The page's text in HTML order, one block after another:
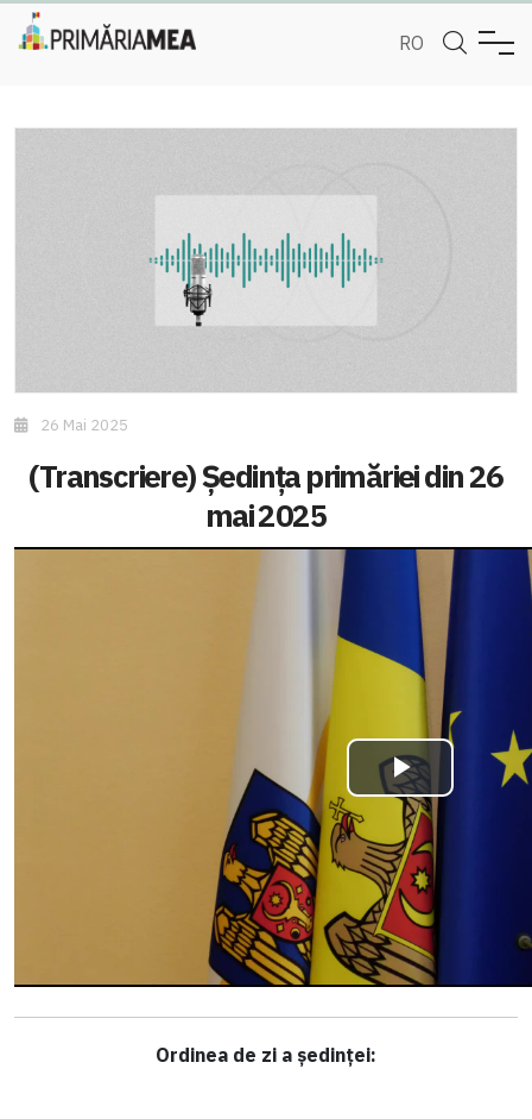
RO
26 Mai 2025
(Transcriere) Ședința primăriei din 26
mai 2025
Ordinea de zi a ședinței: